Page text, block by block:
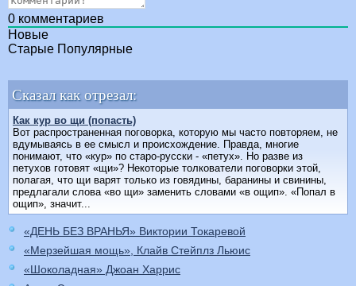
0 комментариев
Новые
Старые Популярные
Сказал как отрезал:
Как кур во щи (попасть)
Вот распространенная поговорка, которую мы часто повторяем, не
вдумываясь в ее смысл и происхождение. Правда, многие
понимают, что «кур» по старо-русски - «петух». Но разве из
петухов готовят «щи»? Некоторые толкователи поговорки этой,
полагая, что щи варят только из говядины, баранины и свинины,
предлагали слова «во щи» заменить словами «в ощип». «Попал в
ощип», значит...
«ДЕНЬ БЕЗ ВРАНЬЯ» Виктории Токаревой
«Мерзейшая мощь», Клайв Стейплз Льюис
«Шоколадная» Джоан Харрис